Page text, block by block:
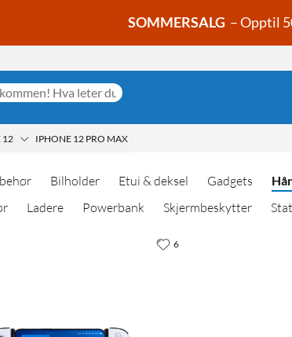
SOMMERSALG – Opptil
12 IPHONE 12 PRO MAX
Bilholder Etui & deksel Gadgets
Ladere Powerbank Skjermbeskytter
6